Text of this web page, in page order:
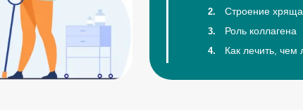
Строение хряща
Роль коллагена
Как лечить, чем